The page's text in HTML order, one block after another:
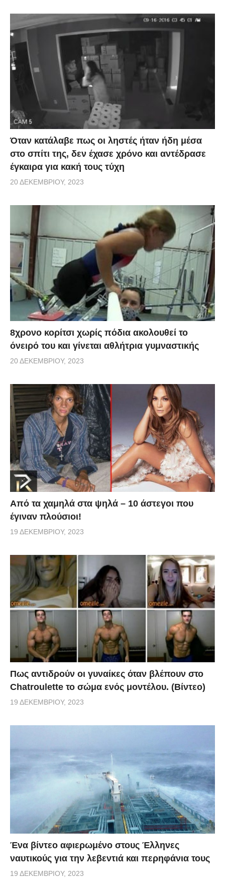
Όταν κατάλαβε πως οι ληστές ήταν ήδη μέσα
στο σπίτι της, δεν έχασε χρόνο και αντέδρασε
έγκαιρα για κακή τους τύχη
20 ΔΕΚΕΜΒΡΊΟΥ, 2023
8χρονο κορίτσι χωρίς πόδια ακολουθεί το
όνειρό του και γίνεται αθλήτρια γυμναστικής
20 ΔΕΚΕΜΒΡΊΟΥ, 2023
Από τα χαμηλά στα ψηλά – 10 άστεγοι που
έγιναν πλούσιοι!
19 ΔΕΚΕΜΒΡΊΟΥ, 2023
Πως αντιδρούν οι γυναίκες όταν βλέπουν στο
Chatroulette το σώμα ενός μοντέλου. (Βίντεο)
19 ΔΕΚΕΜΒΡΊΟΥ, 2023
Ένα βίντεο αφιερωμένο στους Έλληνες
ναυτικούς για την λεβεντιά και περηφάνια τους
19 ΔΕΚΕΜΒΡΊΟΥ, 2023